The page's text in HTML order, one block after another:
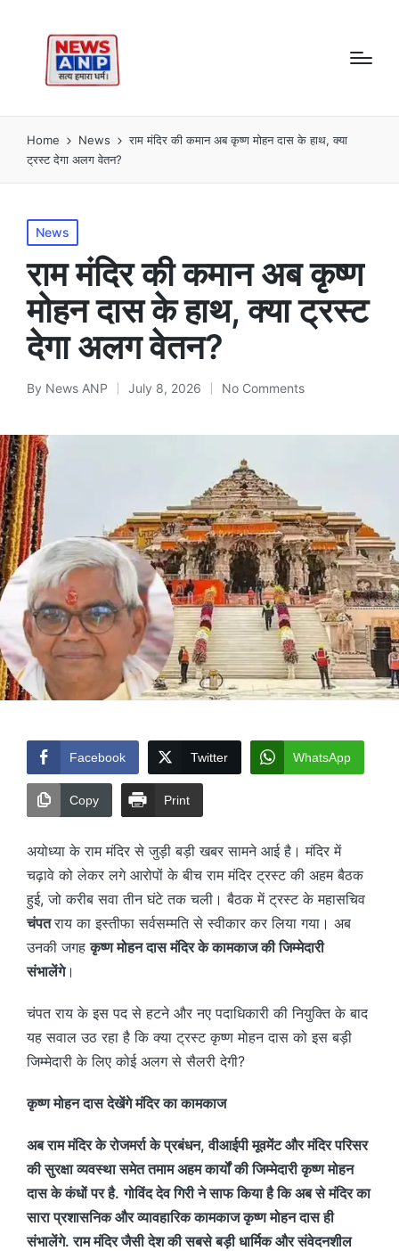
Home News
राम मंदिर की कमान अब कृष्ण मोहन दास के हाथ, क्या
ट्रस्ट देगा अलग वेतन?
Posted
in
News
राम मंदिर की कमान अब कृष्ण
मोहन दास के हाथ, क्या ट्रस्ट
देगा अलग वेतन?
Posted
By News ANP July 8, 2026 No Comments
Facebook Twitter WhatsApp
Copy Print
अयोध्या के राम मंदिर से जुड़ी बड़ी खबर सामने आई है। मंदिर में
चढ़ावे को लेकर लगे आरोपों के बीच राम मंदिर ट्रस्ट की अहम बैठक
हुई, जो करीब सवा तीन घंटे तक चली। बैठक में ट्रस्ट के महासचिव
चंपतराय का इस्तीफा सर्वसम्मति से स्वीकार कर लिया गया। अब
उनकी जगहकृष्ण मोहन दास मंदिर के कामकाज की जिम्मेदारी
संभालेंगे।
चंपत राय के इस पद से हटने और नए पदाधिकारी की नियुक्ति के बाद
यह सवाल उठ रहा है कि क्या ट्रस्ट कृष्ण मोहन दास को इस बड़ी
जिम्मेदारी के लिए कोई अलग से सैलरी देगी?
कृष्ण मोहन दास देखेंगे मंदिर का कामकाज
अब राम मंदिर के रोजमर्रा के प्रबंधन, वीआईपी मूवमेंट और मंदिर परिसर
की सुरक्षा व्यवस्था समेत तमाम अहम कार्यों की जिम्मेदारी कृष्ण मोहन
दास के कंधों पर है. गोविंद देव गिरी ने साफ किया है कि अब से मंदिर का
सारा प्रशासनिक और व्यावहारिक कामकाज कृष्ण मोहन दास ही
संभालेंगे. राम मंदिर जैसी देश की सबसे बड़ी धार्मिक और संवेदनशील